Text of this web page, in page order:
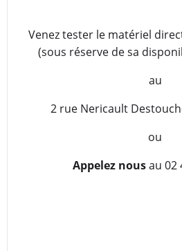
Venez tester le matériel
(sous réserve de sa
au
2 rue Nericault
ou
Appelez nousau 02